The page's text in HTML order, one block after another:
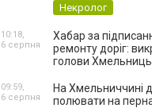
Некролог
Хабар за
ремонту доріг:
голови
10:18,
6 серпня
На Хмельниччині
полювати на
09:59,
6 серпня